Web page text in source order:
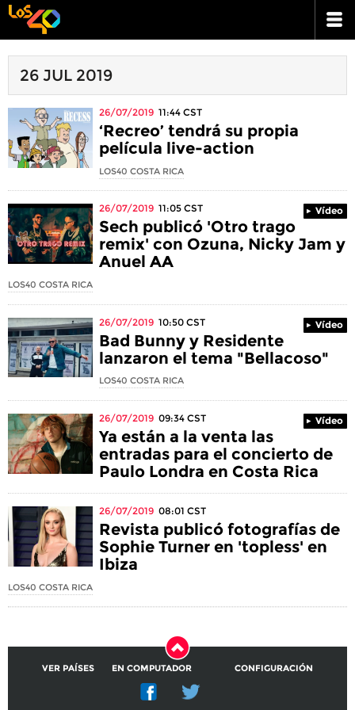
26 JUL 2019
26/07/2019 11:44 CST
‘Recreo’ tendrá su propia
película live-action
LOS40 COSTA RICA
26/07/2019 11:05 CST Vídeo
Sech publicó 'Otro trago
remix' con Ozuna, Nicky Jam y
Anuel AA
LOS40 COSTA RICA
26/07/2019 10:50 CST Vídeo
Bad Bunny y Residente
lanzaron el tema "Bellacoso"
LOS40 COSTA RICA
26/07/2019 09:34 CST Vídeo
Ya están a la venta las
entradas para el concierto de
Paulo Londra en Costa Rica
26/07/2019 08:01 CST
Revista publicó fotografías de
Sophie Turner en 'topless' en
Ibiza
LOS40 COSTA RICA
VER PAÍSES EN COMPUTADOR CONFIGURACIÓN